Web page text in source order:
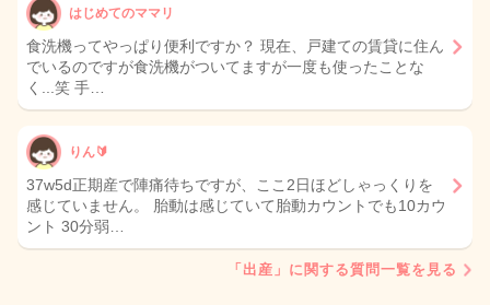
はじめてのママリ
食洗機ってやっぱり便利ですか？ 現在、戸建ての賃貸に住ん
でいるのですが食洗機がついてますが一度も使ったことな
く...笑 手…
りん🔰
37w5d正期産で陣痛待ちですが、ここ2日ほどしゃっくりを
感じていません。 胎動は感じていて胎動カウントでも10カウ
ント 30分弱…
「出産」に関する質問一覧を見る